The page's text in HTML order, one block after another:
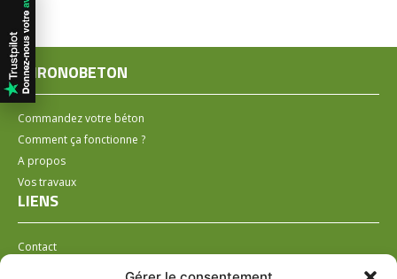
CHRONOBETON
Commandez votre béton
Comment ça fonctionne ?
A propos
Vos travaux
LIENS
Contact